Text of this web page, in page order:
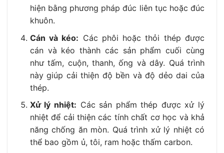
hiện bằng phương pháp đúc liên tục hoặc đúc
khuôn.
Cán và kéo: Các phôi hoặc thỏi thép được
cán và kéo thành các sản phẩm cuối cùng
như tấm, cuộn, thanh, ống và dây. Quá trình
này giúp cải thiện độ bền và độ dẻo dai của
thép.
Xử lý nhiệt: Các sản phẩm thép được xử lý
nhiệt để cải thiện các tính chất cơ học và khả
năng chống ăn mòn. Quá trình xử lý nhiệt có
thể bao gồm ủ, tôi, ram hoặc thấm carbon.